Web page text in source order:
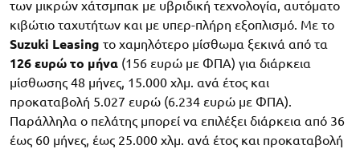
των μικρών χάτσμπακ με υβριδική τεχνολογία, αυτόματο
κιβώτιο ταχυτήτων και με υπερ-πλήρη εξοπλισμό. Με το
Suzuki Leasing το χαμηλότερο μίσθωμα ξεκινά από τα
126 ευρώ το μήνα (156 ευρώ με ΦΠΑ) για διάρκεια
μίσθωσης 48 μήνες, 15.000 χλμ. ανά έτος και
προκαταβολή 5.027 ευρώ (6.234 ευρώ με ΦΠΑ).
Παράλληλα ο πελάτης μπορεί να επιλέξει διάρκεια από 36
έως 60 μήνες, έως 25.000 χλμ. ανά έτος και προκαταβολή